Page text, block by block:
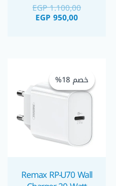
موبايل و كابل
EGP1.100,00
EGP 950,00
خصم 18%
خصم 18%
Remax RP-U70 Wall
هو:
EGP 275,00.
هو:
EGP 225,00.